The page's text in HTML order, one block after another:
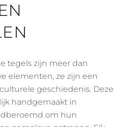
tegels zijn meer dan
elementen, ze zijn een
geschiedenis. Deze
handgemaakt in
om hun